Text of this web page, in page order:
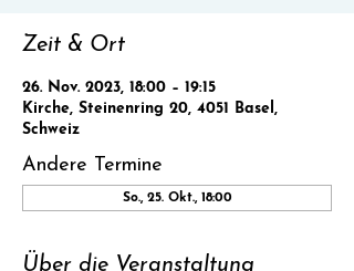
Zeit & Ort
26. Nov. 2023, 18:00 – 19:15
Kirche, Steinenring 20, 4051 Basel,
Schweiz
Andere Termine
So., 25. Okt., 18:00
Über die Veranstaltung